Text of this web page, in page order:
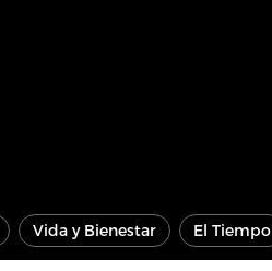
Vida y Bienestar El Tiempo